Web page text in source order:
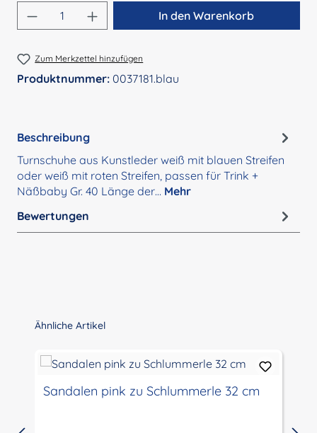
Produkt Anzahl: Gib den gewünschten
In den Warenkorb
Zum Merkzettel hinzufügen
Produktnummer: 0037181.blau
Beschreibung
Turnschuhe aus Kunstleder weiß mit blauen Streifen
oder weiß mit roten Streifen, passen für Trink +
Näßbaby Gr. 40 Länge der… Mehr
Bewertungen
Produktgalerie überspringen
Ähnliche Artikel
Sandalen pink zu Schlummerle 32 cm